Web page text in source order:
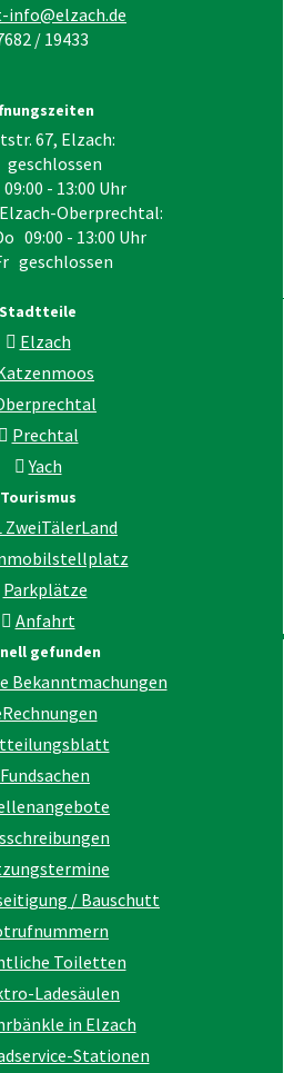
/ 19433
67, Elzach:
geschlossen
- 13:00 Uhr
Oberprechtal:
09:00 - 13:00 Uhr
geschlossen
Stadtteile
Elzach
Prechtal
Yach
Tourismus
ZweiTälerLand
Parkplätze
Anfahrt
gefunden
Bekanntmachungen
Fundsachen
/ Bauschutt
Toiletten
Ladesäulen
in Elzach
Stationen